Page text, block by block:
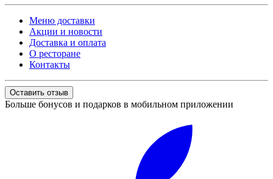
Меню доставки
Акции и новости
Доставка и оплата
О ресторане
Контакты
Оставить отзыв
Больше бонусов и подарков в мобильном приложении